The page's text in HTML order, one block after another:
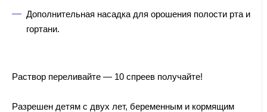
Дополнительная насадка для орошения полости рта и
гортани.
Раствор переливайте — 10 спреев получайте!
Разрешен детям с двух лет, беременным и кормящим